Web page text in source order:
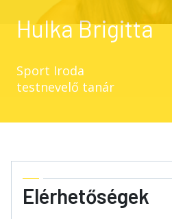
Hulka Brigitta
Sport Iroda
testnevelő tanár
Elérhetőségek